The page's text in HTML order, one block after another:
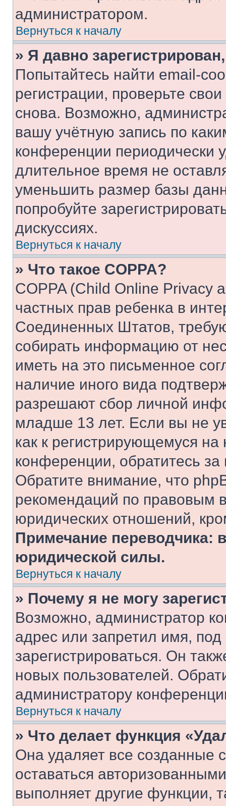
администратором.
Вернуться к началу
» Я давно
Попытайтесь найти email-
регистрации, проверьте
снова. Возможно,
вашу учётную запись по
конференции периодически
длительное время не
уменьшить размер базы
попробуйте
дискуссиях.
Вернуться к началу
» Что такое COPPA?
COPPA (Child Online Privacy
частных прав ребенка в
Соединенных Штатов,
собирать информацию от
иметь на это письменное
наличие иного вида
разрешают сбор личной
младше 13 лет. Если вы не
как к регистрирующемуся
конференции, обратитесь
Обратите внимание, что
рекомендаций по правовым
юридических отношений,
Примечание переводчика:
юридической силы.
Вернуться к началу
» Почему я не могу
Возможно, администратор
адрес или запретил имя,
зарегистрироваться. Он
новых пользователей.
администратору
Вернуться к началу
» Что делает функция
Она удаляет все созданные
оставаться
выполняет другие функции,